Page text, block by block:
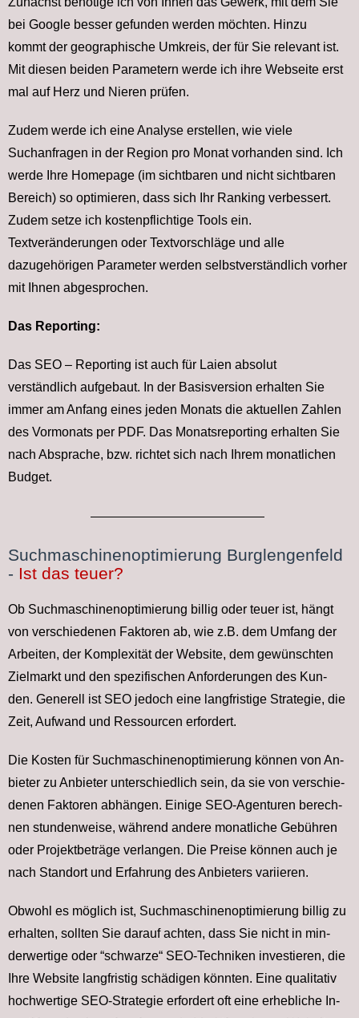
bei Google besser gefunden werden möchten. Hinzu
kommt der geographische Umkreis, der für Sie relevant ist.
Mit diesen beiden Parametern werde ich ihre Webseite erst
mal auf Herz und Nieren prüfen.
Zudem werde ich eine Analyse erstellen, wie viele
Suchanfragen in der Region pro Monat vorhanden sind. Ich
werde Ihre Homepage (im sichtbaren und nicht sichtbaren
Bereich) so optimieren, dass sich Ihr Ranking verbessert.
Zudem setze ich kostenpflichtige Tools ein.
Textveränderungen oder Textvorschläge und alle
dazugehörigen Parameter werden selbstverständlich vorher
mit Ihnen abgesprochen.
Das Reporting:
Das SEO – Reporting ist auch für Laien absolut
verständlich aufgebaut. In der Basisversion erhalten Sie
immer am Anfang eines jeden Monats die aktuellen Zahlen
des Vormonats per PDF. Das Monatsreporting erhalten Sie
nach Absprache, bzw. richtet sich nach Ihrem monatlichen
Budget.
Suchmaschinenoptimierung Burglengenfeld
- Ist das teuer?
Ob Such­ma­schi­nen­op­ti­mie­rung bil­lig oder teu­er ist, hängt
von ver­schie­de­nen Fak­to­ren ab, wie z.B. dem Um­fang der
Ar­bei­ten, der Kom­ple­xi­tät der Web­site, dem ge­wünsch­ten
Ziel­markt und den spe­zi­fi­schen An­for­de­run­gen des Kun­
den. Ge­ne­rell ist SEO je­doch ei­ne lang­fris­ti­ge Stra­te­gie, die
Zeit, Auf­wand und Res­sour­cen er­for­dert.
Die Kos­ten für Suchmaschinenoptimierung kön­nen von An­
bie­ter zu An­bie­ter un­ter­schied­lich sein, da sie von ver­schie­
de­nen Fak­to­ren ab­hän­gen. Ei­ni­ge SEO-Agen­tu­ren be­rech­
nen stun­den­wei­se, wäh­rend an­de­re mo­nat­li­che Ge­büh­ren
oder Pro­jekt­be­trä­ge ver­lan­gen. Die Prei­se kön­nen auch je
nach Stand­ort und Er­fah­rung des An­bie­ters va­ri­ie­ren.
Ob­wohl es mög­lich ist, Suchmaschinenoptimierung bil­lig zu
er­hal­ten, soll­ten Sie dar­auf ach­ten, dass Sie nicht in min­
der­wer­ti­ge oder “schwar­ze“ SEO-Tech­ni­ken in­ves­tie­ren, die
Ih­re Web­site lang­fris­tig schä­di­gen könn­ten. Ei­ne qua­li­ta­tiv
hoch­wer­ti­ge SEO-Stra­te­gie er­for­dert oft ei­ne er­heb­li­che In­